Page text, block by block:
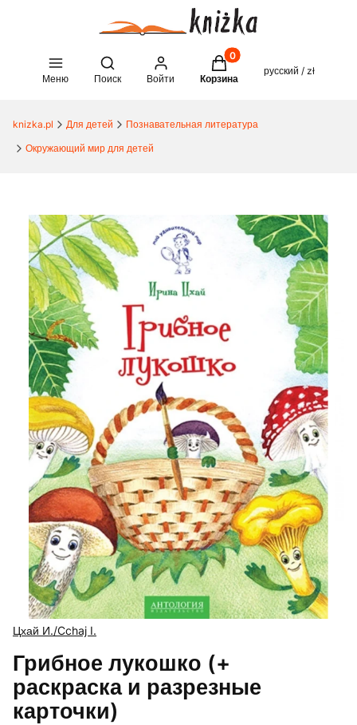
Меню
Open search engine
Поиск Войти
Товары в корзине: 0.
Корзина
русский / zł
knizka.pl Для детей
Познавательная литература
Окружающий мир для детей
Цхай И./Cchaj I.
Грибное лукошко (+
раскраска и разрезные
карточки)